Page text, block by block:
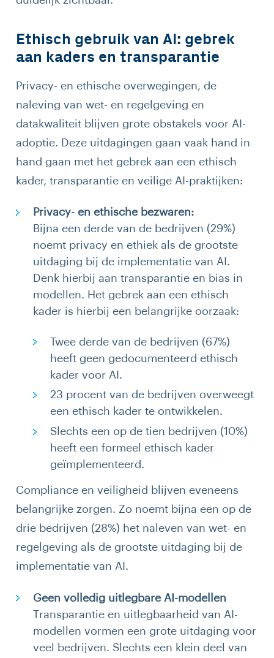
Ethisch gebruik van AI: gebrek
aan kaders en transparantie
Privacy- en ethische overwegingen, de
naleving van wet- en regelgeving en
datakwaliteit blijven grote obstakels voor AI-
adoptie. Deze uitdagingen gaan vaak hand in
hand gaan met het gebrek aan een ethisch
kader, transparantie en veilige AI-praktijken:
Privacy- en ethische bezwaren:
Bijna een derde van de bedrijven (29%)
noemt privacy en ethiek als de grootste
uitdaging bij de implementatie van AI.
Denk hierbij aan transparantie en bias in
modellen. Het gebrek aan een ethisch
kader is hierbij een belangrijke oorzaak:
Twee derde van de bedrijven (67%)
heeft geen gedocumenteerd ethisch
kader voor AI.
23 procent van de bedrijven overweegt
een ethisch kader te ontwikkelen.
Slechts een op de tien bedrijven (10%)
heeft een formeel ethisch kader
geïmplementeerd.
Compliance en veiligheid blijven eveneens
belangrijke zorgen. Zo noemt bijna een op de
drie bedrijven (28%) het naleven van wet- en
regelgeving als de grootste uitdaging bij de
implementatie van AI.
Geen volledig uitlegbare AI-modellen
Transparantie en uitlegbaarheid van AI-
modellen vormen een grote uitdaging voor
veel bedrijven. Slechts een klein deel van